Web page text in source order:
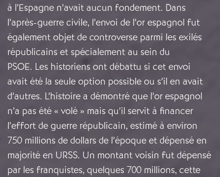
à l’Espagne n’avait aucun fondement. Dans
l’après-guerre civile, l’envoi de l’or espagnol fut
également objet de controverse parmi les exilés
républicains et spécialement au sein du
PSOE. Les historiens ont débattu si cet envoi
avait été la seule option possible ou s’il en avait
d’autres. L’histoire a démontré que l’or espagnol
n’a pas été « volé » mais qu’il servit à financer
l’effort de guerre républicain, estimé à environ
750 millions de dollars de l’époque et dépensé en
majorité en URSS. Un montant voisin fut dépensé
par les franquistes, quelques 700 millions, cette